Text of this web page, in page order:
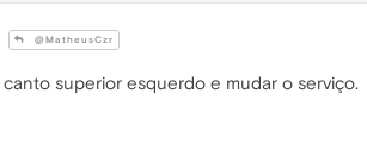
@MatheusCzr
superior esquerdo e mudar o serviço.